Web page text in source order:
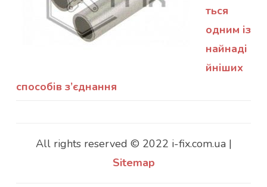
ться
одним із
найнаді
йніших
способів з’єднання
All rights reserved © 2022 i-fix.com.ua |
Sitemap